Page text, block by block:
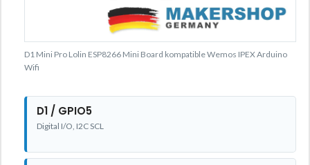
D1 Mini Pro Lolin ESP8266 Mini Board kompatible Wemos IPEX Arduino
Wifi
D1 / GPIO5
Digital I/O, I2C SCL